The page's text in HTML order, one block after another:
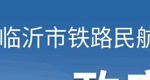
临沂市铁路民